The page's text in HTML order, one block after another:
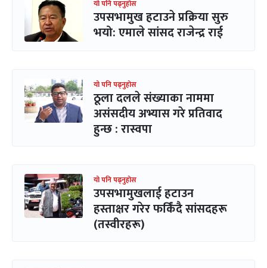
यो पनि पढ्नुहोस
उपसभामुख हटाउने प्रक्रिया सुरु
भयो: एमाले सांसद राजेन्द्र राई
यो पनि पढ्नुहोस
ठूला दलले संख्याका नाममा
असंसदीय अभ्यास गरे प्रतिवाद
हुन्छ : रास्वपा
यो पनि पढ्नुहोस
उपसभामुखलाई हटाउन
हस्ताक्षर गरेर फर्किंदै सांसदहरू
(तस्वीरहरू)